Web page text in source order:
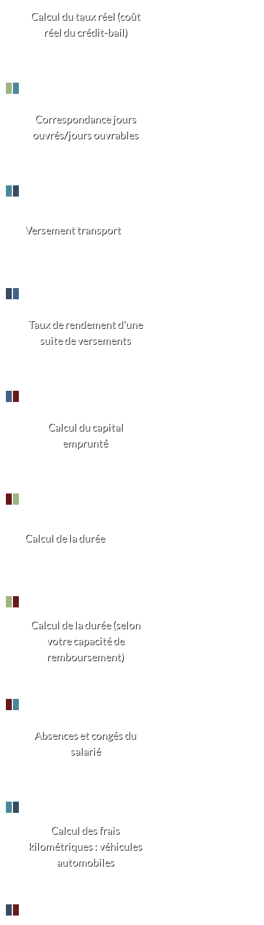
Calcul du taux réel (coût
réel du crédit-bail)
Correspondance jours
ouvrés/jours ouvrables
Versement transport
Taux de rendement d'une
suite de versements
Calcul du capital
emprunté
Calcul de la durée
Calcul de la durée (selon
votre capacité de
remboursement)
Absences et congés du
salarié
Calcul des frais
kilométriques : véhicules
automobiles